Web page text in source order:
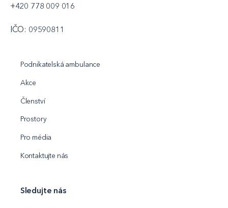
+420 778 009 016
IČO: 09590811
Podnikatelská ambulance
Akce
Členství
Prostory
Pro média
Kontaktujte nás
Sledujte nás